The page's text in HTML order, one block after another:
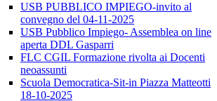
USB PUBBLICO IMPIEGO-invito al
convegno del 04-11-2025
USB Pubblico Impiego- Assemblea on line
aperta DDL Gasparri
FLC CGIL Formazione rivolta ai Docenti
neoassunti
Scuola Democratica-Sit-in Piazza Matteotti
18-10-2025